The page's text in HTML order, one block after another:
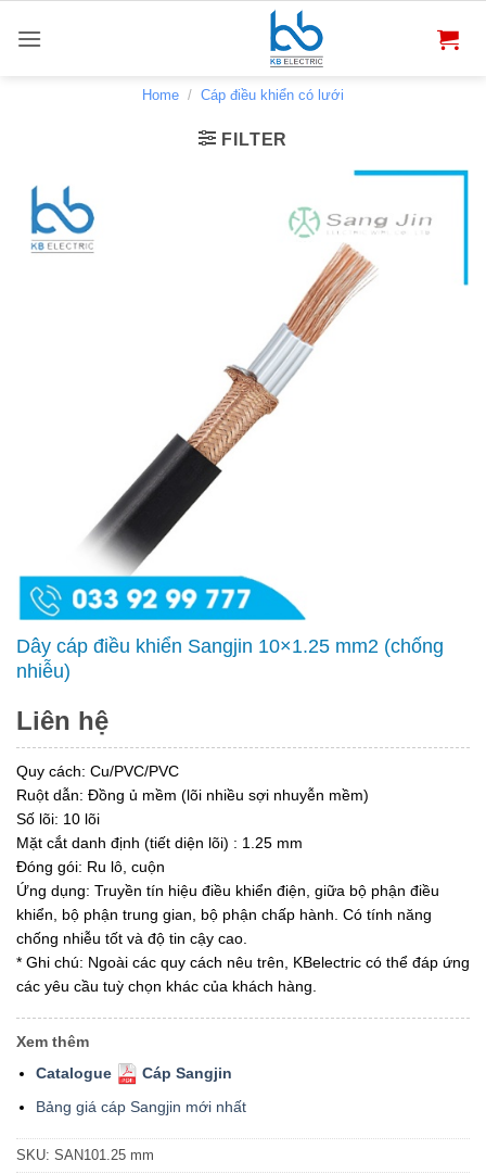
qua
Home / Cáp điều khiển có lưới
FILTER
Dây cáp điều khiển Sangjin 10×1.25 mm2 (chống
nhiễu)
Liên hệ
Quy cách: Cu/PVC/PVC
Ruột dẫn: Đồng ủ mềm (lõi nhiều sợi nhuyễn mềm)
Số lõi: 10 lõi
Mặt cắt danh định (tiết diện lõi) : 1.25 mm
Đóng gói: Ru lô, cuộn
Ứng dụng: Truyền tín hiệu điều khiển điện, giữa bộ phận điều
khiển, bộ phận trung gian, bộ phận chấp hành. Có tính năng
chống nhiễu tốt và độ tin cậy cao.
* Ghi chú: Ngoài các quy cách nêu trên, KBelectric có thể đáp ứng
các yêu cầu tuỳ chọn khác của khách hàng.
Xem thêm
Catalogue
Cáp Sangjin
Bảng giá cáp Sangjin mới nhất
SKU: SAN101.25 mm